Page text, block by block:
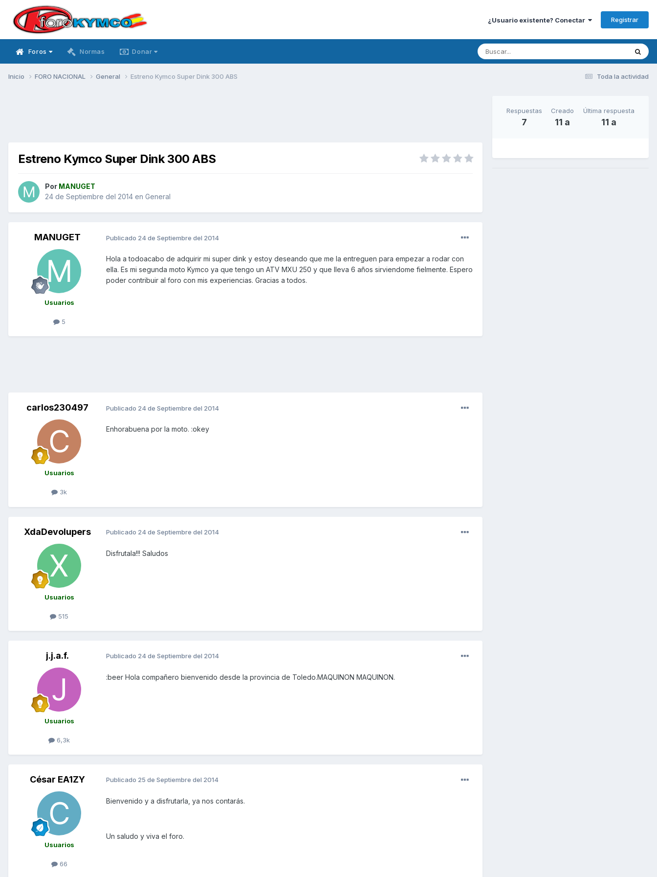
¿Usuario existente? Conectar Registrar
Foros Normas Donar
Toda la actividad
Inicio FORO NACIONAL General Estreno Kymco Super Dink 300 ABS
Estreno Kymco Super Dink 300 ABS
Por MANUGET
24 de Septiembre del 2014 en General
MANUGET
Usuarios
5
Publicado 24 de Septiembre del 2014
Hola a todoacabo de adquirir mi super dink y estoy deseando que me la entreguen para empezar a rodar con
ella. Es mi segunda moto Kymco ya que tengo un ATV MXU 250 y que lleva 6 años sirviendome fielmente. Espero
poder contribuir al foro con mis experiencias. Gracias a todos.
carlos230497
Usuarios
3k
Publicado 24 de Septiembre del 2014
Enhorabuena por la moto. :okey
XdaDevolupers
Usuarios
515
Publicado 24 de Septiembre del 2014
Disfrutala!!! Saludos
j.j.a.f.
Usuarios
6,3k
Publicado 24 de Septiembre del 2014
:beer Hola compañero bienvenido desde la provincia de Toledo.MAQUINON MAQUINON.
César EA1ZY
Usuarios
66
Publicado 25 de Septiembre del 2014
Bienvenido y a disfrutarla, ya nos contarás.
Un saludo y viva el foro.
Respuestas
7
Creado
11 a
Última respuesta
11 a